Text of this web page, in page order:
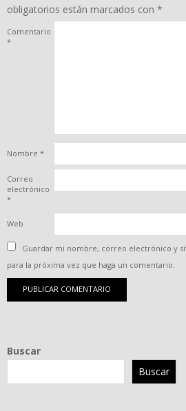
obligatorios están marcados con *
Comentario
*
Nombre *
Correo
electrónico
*
Web
Guardar mi nombre, correo electrónico y
para la próxima vez que haga un comentario.
Buscar
Buscar